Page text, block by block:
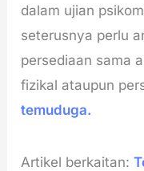
dalam ujian
seterusnya perlu
persediaan sama
fizikal ataupun
temuduga.
Artikel berkaitan: